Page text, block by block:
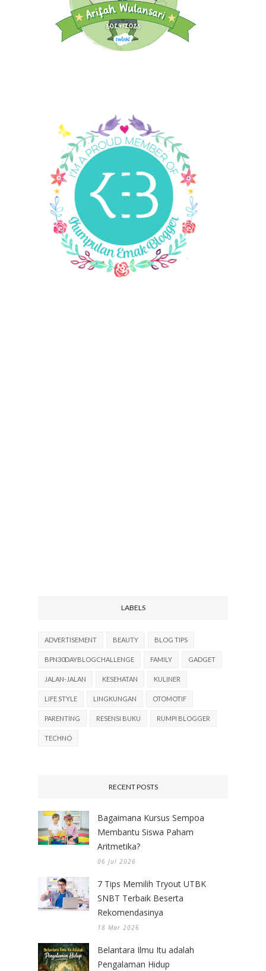
LABELS
ADVERTISEMENT BEAUTY BLOG TIPS
BPN30DAYBLOGCHALLENGE FAMILY GADGET
JALAN-JALAN KESEHATAN KULINER
LIFE STYLE LINGKUNGAN OTOMOTIF
PARENTING RESENSI BUKU RUMPI BLOGGER
TECHNO
RECENT POSTS
Bagaimana Kursus Sempoa
Membantu Siswa Paham
Aritmetika?
06 Jul 2026
7 Tips Memilih Tryout UTBK
SNBT Terbaik Beserta
Rekomendasinya
18 Mar 2026
Belantara Ilmu Itu adalah
Pengalaman Hidup